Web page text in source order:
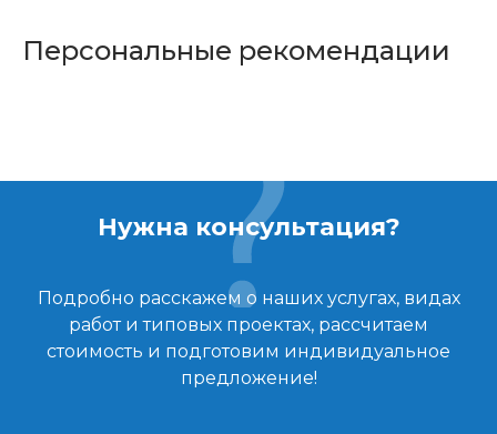
Персональные рекомендации
Нужна консультация?
Подробно расскажем о наших услугах, видах
работ и типовых проектах, рассчитаем
стоимость и подготовим индивидуальное
предложение!